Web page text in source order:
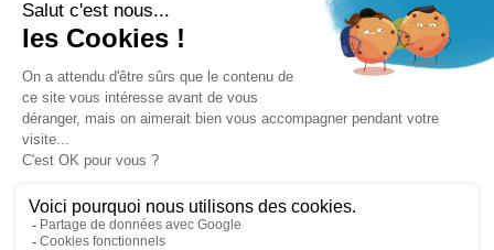
Mentions légales
Conditions générales de ventes